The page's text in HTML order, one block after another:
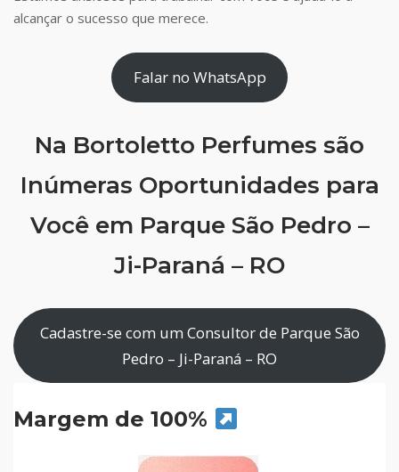
alcançar o sucesso que merece.
Falar no WhatsApp
Na Bortoletto Perfumes são
Inúmeras Oportunidades para
Você em Parque São Pedro –
Ji-Paraná – RO
Cadastre-se com um Consultor de Parque São
Pedro – Ji-Paraná – RO
Margem de 100%